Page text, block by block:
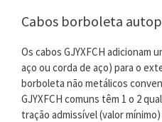
Cabos borboleta
Os cabos GJYXFCH adicionam
aço ou corda de aço) para o
borboleta não metálicos
GJYXFCH comuns têm 1 o 2
tração admissível (valor